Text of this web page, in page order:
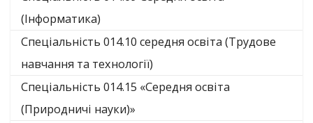
(Інформатика)
Спеціальність 014.10 середня освіта (Трудове
навчання та технології)
Спеціальність 014.15 «Середня освіта
(Природничі науки)»